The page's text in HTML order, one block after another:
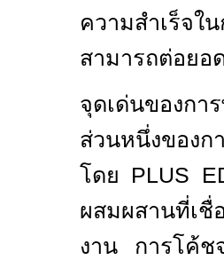
ความสำเร็จใ
สามารถต่อยอ
จุดเด่นของก
ส่วนหนึ่งของก
โดย PLUS
ผสมผสานที่เชื่
งาน การโค้ช